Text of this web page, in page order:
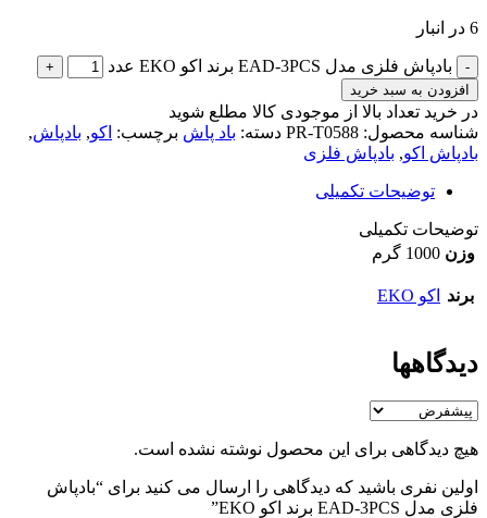
6 در انبار
بادپاش فلزی مدل EAD-3PCS برند اکو EKO عدد
افزودن به سبد خرید
در خرید تعداد بالا از موجودی کالا مطلع شوید
شناسه محصول: PR-T0588 دسته: باد پاش برچسب: اکو, بادپاش,
بادپاش اکو, بادپاش فلزی
توضیحات تکمیلی
توضیحات تکمیلی
وزن 1000 گرم
برند اکو EKO
دیدگاهها
هیچ دیدگاهی برای این محصول نوشته نشده است.
اولین نفری باشید که دیدگاهی را ارسال می کنید برای “بادپاش
فلزی مدل EAD-3PCS برند اکو EKO”